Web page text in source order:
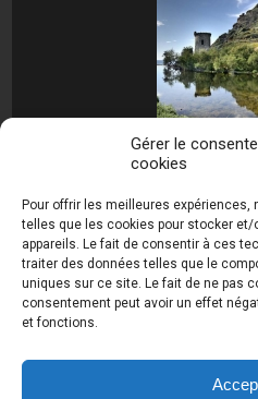
Gérer le
cookies
Pour offrir les meilleures
telles que les cookies pour stocker
appareils. Le fait de consentir à ces
traiter des données telles que le
uniques sur ce site. Le fait de ne pas
consentement peut avoir un effet
et fonctions.
raynaud.com ©